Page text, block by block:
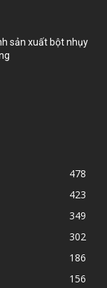
sản xuất bột nhụy
478
423
349
302
186
156